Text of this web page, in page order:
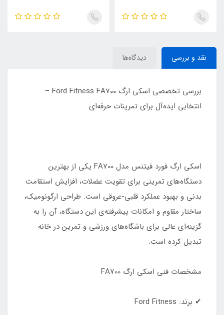
نقد و بررسی دیدگاه‌ها
بررسی تخصصی اسکی ارگ Ford Fitness FA700 –
انتخابی ایده‌آل برای تمرینات حرفه‌ای
اسکی ارگ فورد فیتنس مدل FA700 یکی از بهترین
دستگاه‌های تمرینی برای تقویت عضلات، افزایش استقامت
بدنی و بهبود عملکرد قلبی-عروقی است. طراحی ارگونومیک،
ساختار مقاوم و امکانات پیشرفته‌ی این دستگاه، آن را به
گزینه‌ای عالی برای باشگاه‌های ورزشی و تمرین در خانه
تبدیل کرده است.
مشخصات فنی اسکی ارگ FA700
✔ برند: Ford Fitness